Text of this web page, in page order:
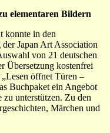
elementaren Bildern
konnte in den
Japan Art Association
von 21 deutschen
Übersetzung kostenfrei
öffnet Türen –
Buchpaket ein Angebot
unterstützen. Zu den
Märchen und